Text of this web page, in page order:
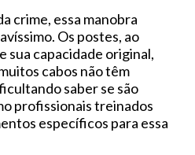
crime, essa manobra
Os postes, ao
sua capacidade original,
cabos não têm
saber se são
profissionais treinados
específicos para essa